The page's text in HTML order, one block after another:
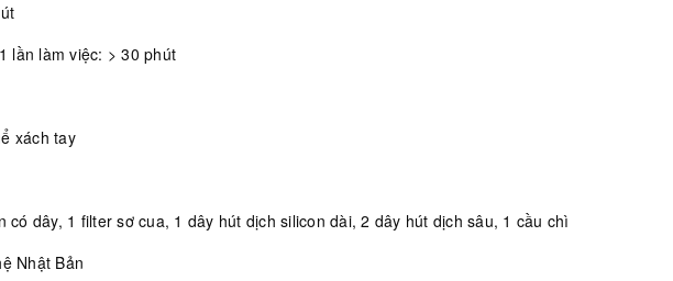
lần làm việc: > 30 phút
xách tay
có dây, 1 filter sơ cua, 1 dây hút dịch silicon dài, 2 dây hút dịch sâu, 1 cầu chì
Nhật Bản